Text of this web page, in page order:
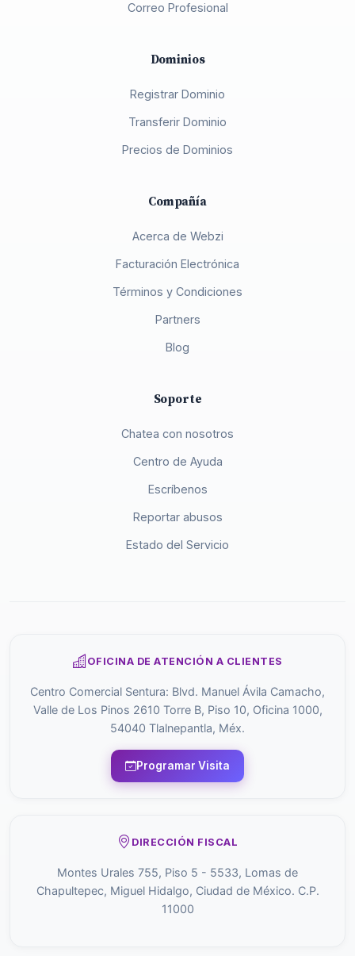
Correo Profesional
Dominios
Registrar Dominio
Transferir Dominio
Precios de Dominios
Compañía
Acerca de Webzi
Facturación Electrónica
Términos y Condiciones
Partners
Blog
Soporte
Chatea con nosotros
Centro de Ayuda
Escríbenos
Reportar abusos
Estado del Servicio
OFICINA DE ATENCIÓN A CLIENTES
Centro Comercial Sentura: Blvd. Manuel Ávila Camacho,
Valle de Los Pinos 2610 Torre B, Piso 10, Oficina 1000,
54040 Tlalnepantla, Méx.
Programar Visita
DIRECCIÓN FISCAL
Montes Urales 755, Piso 5 - 5533, Lomas de
Chapultepec, Miguel Hidalgo, Ciudad de México. C.P.
11000